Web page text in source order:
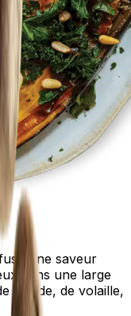
une saveur
dans une large
viande, de volaille,